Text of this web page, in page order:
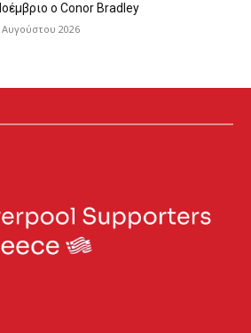
ο Conor Bradley
Αυγούστου 2026